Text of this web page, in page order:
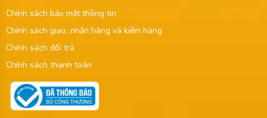
Chính sách bảo mật thông tin
Chính sách giao, nhận hàng và kiểm hàng
Chính sách đổi trả
Chính sách thanh toán